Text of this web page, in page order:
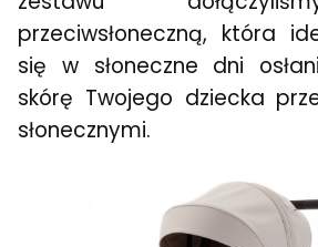
przeciwsłoneczną, która
się w słoneczne dni
skórę Twojego dziecka
słonecznymi.